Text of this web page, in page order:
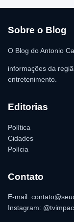
para as
Sobre o Blog
O Blog do Antonio
informações da
entretenimento.
Editorias
Política
Cidades
Polícia
Contato
E-mail:
Instagram: